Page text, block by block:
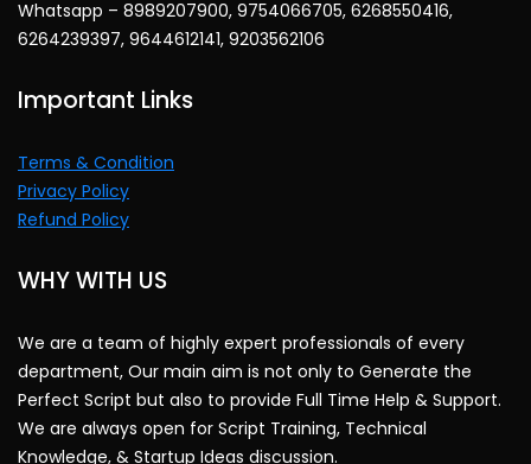
Whatsapp – 8989207900, 9754066705, 6268550416,
6264239397, 9644612141, 9203562106
Important Links
Terms & Condition
Privacy Policy
Refund Policy
WHY WITH US
We are a team of highly expert professionals of every
department, Our main aim is not only to Generate the
Perfect Script but also to provide Full Time Help & Support.
We are always open for Script Training, Technical
Knowledge, & Startup Ideas discussion.